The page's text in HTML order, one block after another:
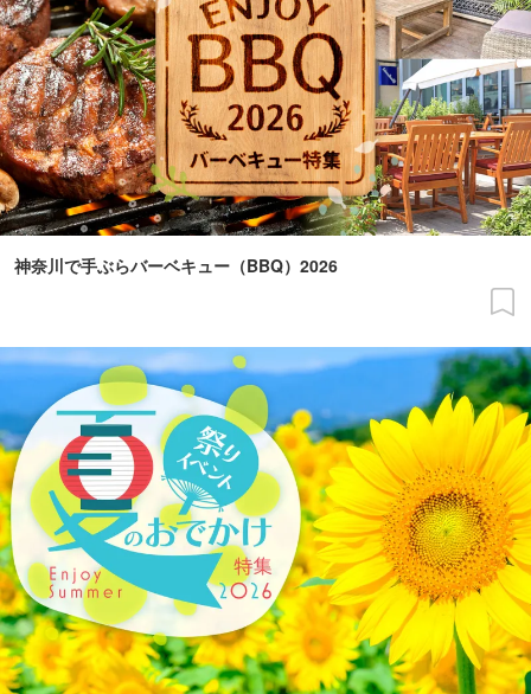
神奈川で手ぶらバーベキュー（BBQ）2026